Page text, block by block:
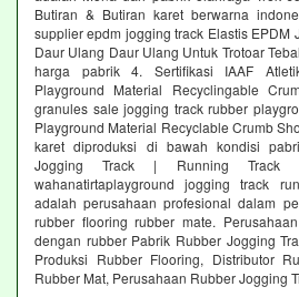
Butiran & Butiran karet berwarna
supplier epdm jogging track Elastis EPDM
Daur Ulang Daur Ulang Untuk Trotoar
harga pabrik 4. Sertifikasi IAAF
Playground Material Recyclingable
granules sale jogging track rubber
Playground Material Recyclable Crumb
karet diproduksi di bawah kondisi
Jogging Track | Running Track |
wahanatirtaplayground jogging track
adalah perusahaan profesional dalam
rubber flooring rubber mate.
dengan rubber Pabrik Rubber Jogging
Produksi Rubber Flooring, Distributor
Rubber Mat, Perusahaan Rubber Jogging